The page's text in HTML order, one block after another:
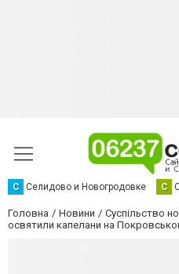
С Селидово и Новогродовке С
Головна Новини Суспільство
освятили капелани на